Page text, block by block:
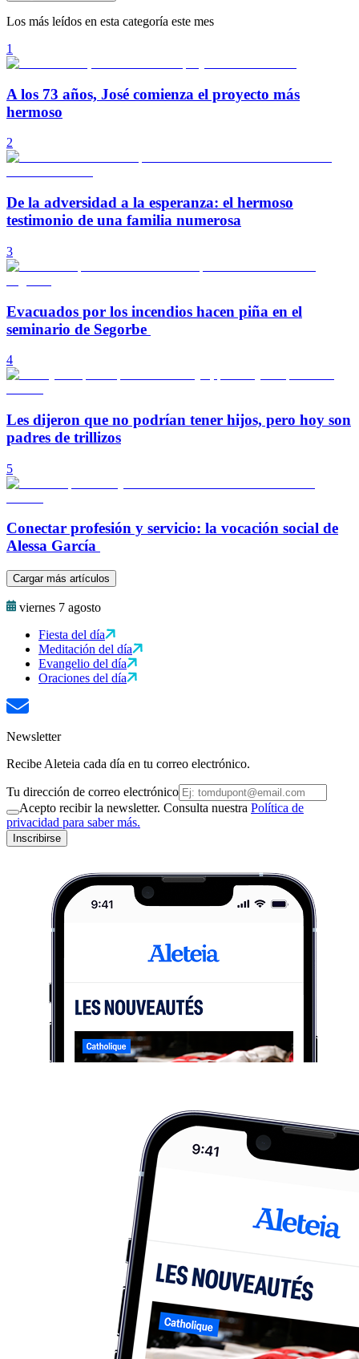
Los más leídos en esta categoría este mes
1
A los 73 años, José comienza el proyecto más
hermoso
2
De la adversidad a la esperanza: el hermoso
testimonio de una familia numerosa
3
Evacuados por los incendios hacen piña en el
seminario de Segorbe
4
Les dijeron que no podrían tener hijos, pero hoy son
padres de trillizos
5
Conectar profesión y servicio: la vocación social de
Alessa García
Cargar más artículos
viernes 7 agosto
Fiesta del día
Meditación del día
Evangelio del día
Oraciones del día
Newsletter
Recibe Aleteia cada día en tu correo electrónico.
Tu dirección de correo electrónico
Acepto recibir la newsletter. Consulta nuestra Política de
privacidad para saber más.
Inscribirse